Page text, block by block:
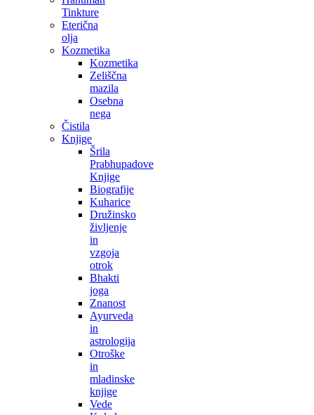
Tinkture
Eterična
olja
Kozmetika
Kozmetika
Zeliščna
mazila
Osebna
nega
Čistila
Knjige
Šrila
Prabhupadove
Knjige
Biografije
Kuharice
Družinsko
življenje
in
vzgoja
otrok
Bhakti
joga
Znanost
Ayurveda
in
astrologija
Otroške
in
mladinske
knjige
Vede